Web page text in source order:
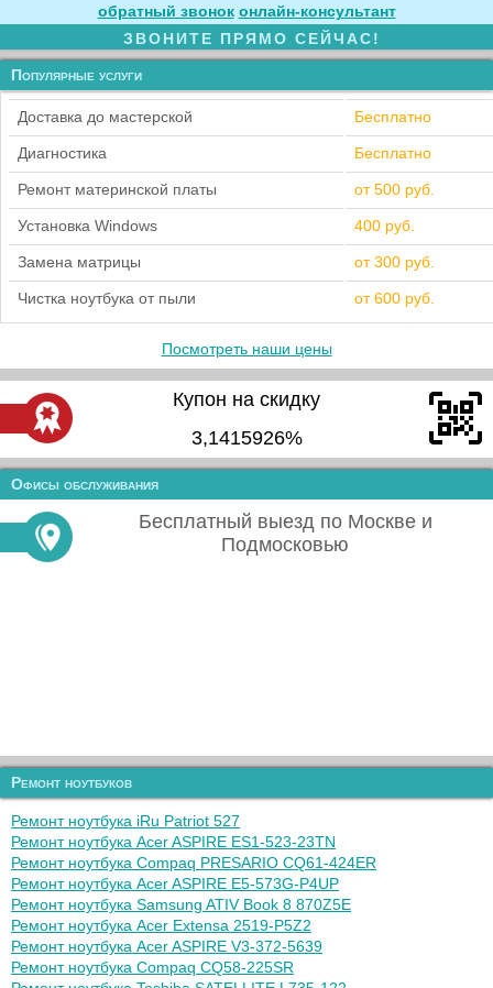
обратный звонок онлайн‑консультант
ЗВОНИТЕ ПРЯМО СЕЙЧАС!
Популярные услуги
Доставка до мастерской Бесплатно
Диагностика Бесплатно
Ремонт материнской платы от 500 руб.
Установка Windows 400 руб.
Замена матрицы от 300 руб.
Чистка ноутбука от пыли от 600 руб.
Посмотреть наши цены
Купон на скидку
3,1415926%
Офисы обслуживания
Бесплатный выезд по Москве и
Подмосковью
Ремонт ноутбуков
Ремонт ноутбука iRu Patriot 527
Ремонт ноутбука Acer ASPIRE ES1-523-23TN
Ремонт ноутбука Compaq PRESARIO CQ61-424ER
Ремонт ноутбука Acer ASPIRE E5-573G-P4UP
Ремонт ноутбука Samsung ATIV Book 8 870Z5E
Ремонт ноутбука Acer Extensa 2519-P5Z2
Ремонт ноутбука Acer ASPIRE V3-372-5639
Ремонт ноутбука Compaq CQ58-225SR